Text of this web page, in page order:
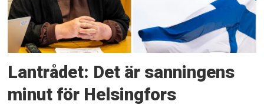
Lantrådet: Det är sanningens
minut för Helsingfors